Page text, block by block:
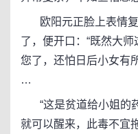
欧阳元正脸上表情复
了，便开口：“既然大
您了，还怕日后小女有
…
“这是贫道给小姐的
就可以醒来，此毒不宜